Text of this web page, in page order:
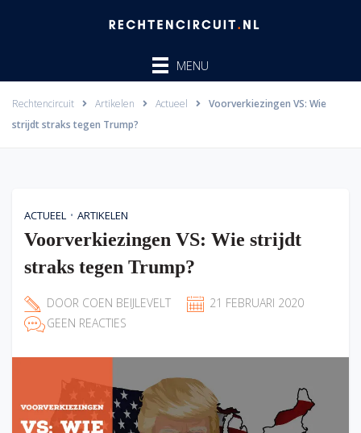
MENU
Rechtencircuit Artikelen Actueel
Voorverkiezingen VS: Wie
strijdt straks tegen Trump?
ACTUEEL • ARTIKELEN
Voorverkiezingen VS: Wie strijdt
straks tegen Trump?
DOOR COEN BEIJLEVELT
21 FEBRUARI 2020
GEEN REACTIES